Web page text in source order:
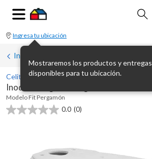
Ingresa tu ubicación
Mostraremos los productos y entregas
disponibles para tu ubicación.
Inodoros
Celite
Inodoro largo Fit beige
Modelo Fit Pergamón
0.0 (0)
0.0